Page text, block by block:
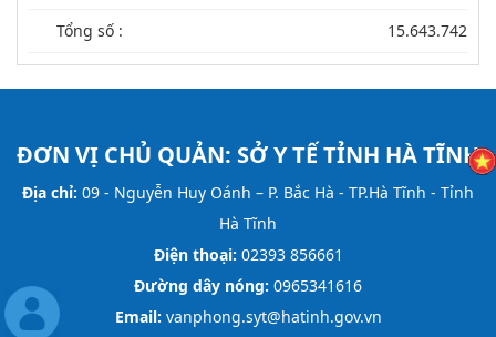
Tổng số : 15.643.742
ĐƠN VỊ CHỦ QUẢN: SỞ Y TẾ TỈNH HÀ TĨNH
Địa chỉ: 09 - Nguyễn Huy Oánh – P. Bắc Hà - TP.Hà Tĩnh - Tỉnh
Hà Tĩnh
Điện thoại: 02393 856661
Đường dây nóng: 0965341616
Email: vanphong.syt@hatinh.gov.vn